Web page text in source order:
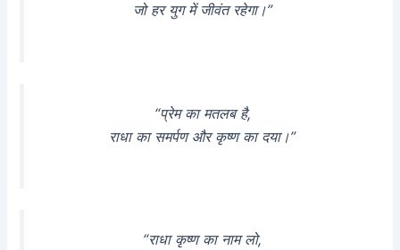
जो हर युग में जीवंत रहेगा।”
“प्रेम का मतलब है,
राधा का समर्पण और कृष्ण का दया।”
“राधा कृष्ण का नाम लो,